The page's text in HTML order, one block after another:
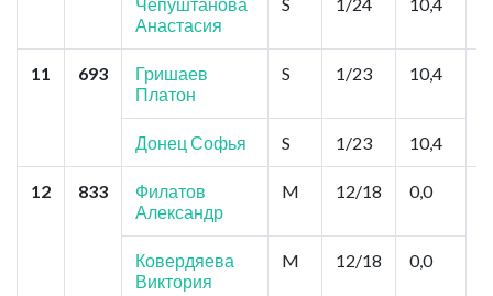
Анастасия
11 693
Гришаев
Платон
S 1/23 10,4
Донец Софья
S 1/23 10,4
12 833
Филатов
Александр
M 12/18 0,0
Ковердяева
Виктория
M 12/18 0,0